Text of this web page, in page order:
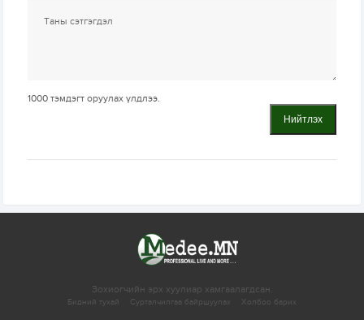
1000 тэмдэгт оруулах үлдлээ.
Нийтлэх
Зохиогчийн эрх хуулиар хамгаалагдсан.
Бидний тухай Сурталчилгаа байршуулах Холбоо барих